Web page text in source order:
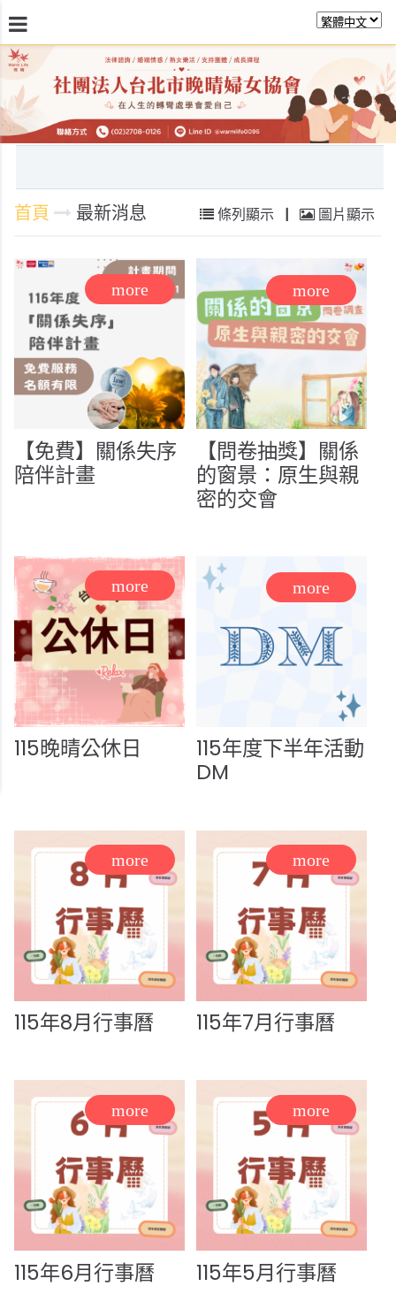
最新消息 關於晚晴 日常服務 課程活動
首頁 最新消息 條列顯示 | 圖片顯示
【免費】關係失序
陪伴計畫
【問卷抽獎】關係
的窗景：原生與親
密的交會
115晚晴公休日
115年度下半年活動
DM
115年8月行事曆 115年7月行事曆
115年6月行事曆 115年5月行事曆